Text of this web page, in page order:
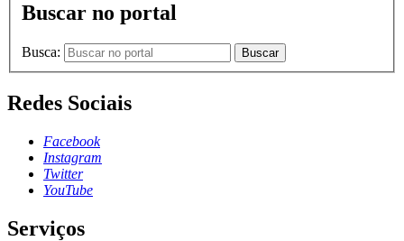
Buscar no portal
Busca: Buscar
Redes Sociais
Facebook
Instagram
Twitter
YouTube
Serviços